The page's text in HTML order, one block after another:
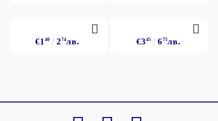
€1 40 274лв. €345 675лв.